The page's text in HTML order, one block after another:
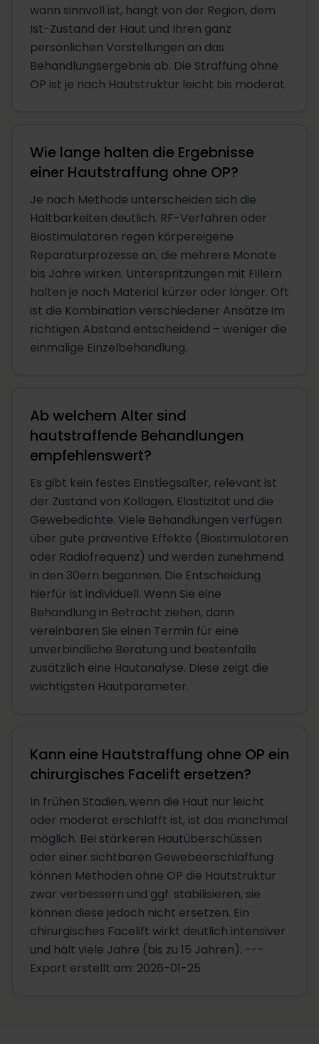
wann sinnvoll ist, hängt von der Region, dem
Ist-Zustand der Haut und Ihren ganz
persönlichen Vorstellungen an das
Behandlungsergebnis ab. Die Straffung ohne
OP ist je nach Hautstruktur leicht bis moderat.
Wie lange halten die Ergebnisse
einer Hautstraffung ohne OP?
Je nach Methode unterscheiden sich die
Haltbarkeiten deutlich. RF-Verfahren oder
Biostimulatoren regen körpereigene
Reparaturprozesse an, die mehrere Monate
bis Jahre wirken. Unterspritzungen mit Fillern
halten je nach Material kürzer oder länger. Oft
ist die Kombination verschiedener Ansätze im
richtigen Abstand entscheidend – weniger die
einmalige Einzelbehandlung.
Ab welchem Alter sind
hautstraffende Behandlungen
empfehlenswert?
Es gibt kein festes Einstiegsalter, relevant ist
der Zustand von Kollagen, Elastizität und die
Gewebedichte. Viele Behandlungen verfügen
über gute präventive Effekte (Biostimulatoren
oder Radiofrequenz) und werden zunehmend
in den 30ern begonnen. Die Entscheidung
hierfür ist individuell. Wenn Sie eine
Behandlung in Betracht ziehen, dann
vereinbaren Sie einen Termin für eine
unverbindliche Beratung und bestenfalls
zusätzlich eine Hautanalyse. Diese zeigt die
wichtigsten Hautparameter.
Kann eine Hautstraffung ohne OP ein
chirurgisches Facelift ersetzen?
In frühen Stadien, wenn die Haut nur leicht
oder moderat erschlafft ist, ist das manchmal
möglich. Bei stärkeren Hautüberschüssen
oder einer sichtbaren Gewebeerschlaffung
können Methoden ohne OP die Hautstruktur
zwar verbessern und ggf. stabilisieren, sie
können diese jedoch nicht ersetzen. Ein
chirurgisches Facelift wirkt deutlich intensiver
und hält viele Jahre (bis zu 15 Jahren). ---
Export erstellt am: 2026-01-25